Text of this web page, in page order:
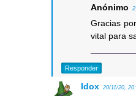
Anónimo
Gracias
vital para
Responder
Idox 20/11/20,